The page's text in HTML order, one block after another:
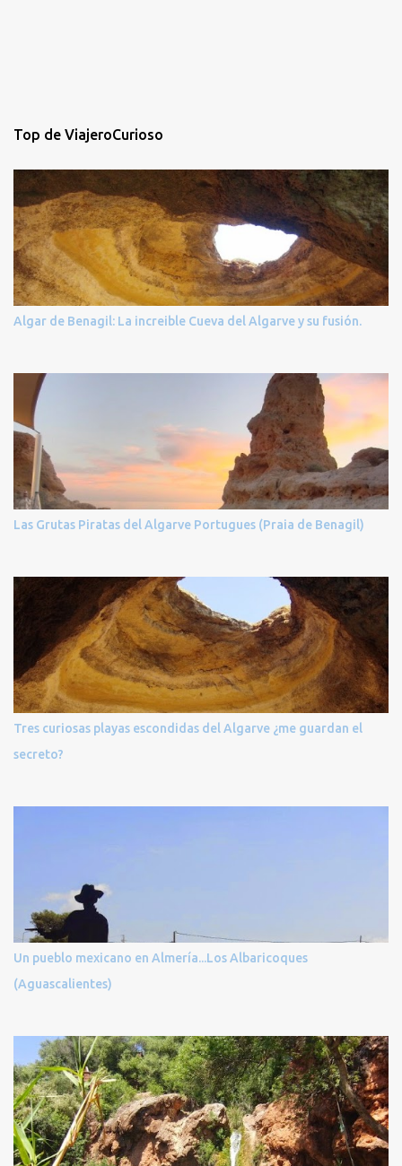
Top de ViajeroCurioso
Algar de Benagil: La increible Cueva del Algarve y su fusión.
Las Grutas Piratas del Algarve Portugues (Praia de Benagil)
Tres curiosas playas escondidas del Algarve ¿me guardan el
secreto?
Un pueblo mexicano en Almería...Los Albaricoques
(Aguascalientes)